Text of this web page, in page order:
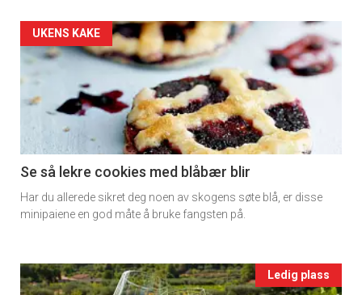
Artikler
detail
-
section
11
Ukens
UKENS KAKE
Se så lekre cookies med blåbær blir
Har du allerede sikret deg noen av skogens søte blå, er disse
minipaiene en god måte å bruke fangsten på.
Events
Ledig plass